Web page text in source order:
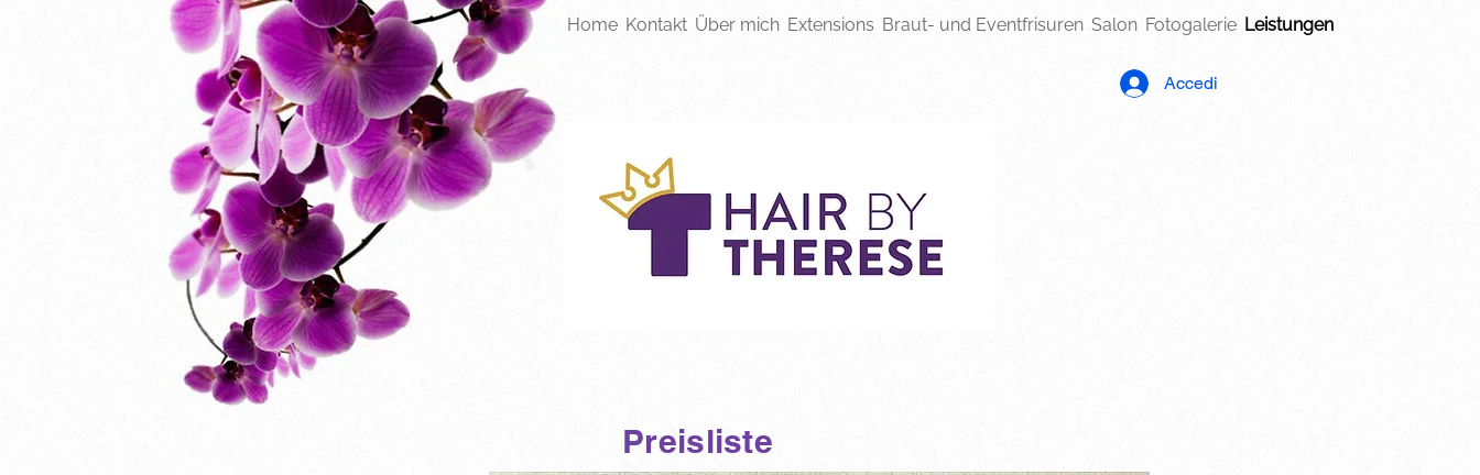
Home Kontakt Über mich Extensions Braut- und Eventfrisuren Salon Fotogalerie Leistungen
Accedi
Preisliste